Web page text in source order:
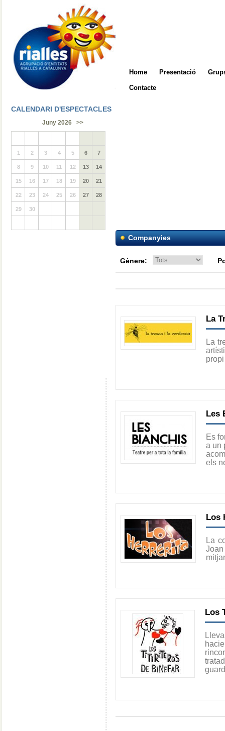
Home Presentació
Contacte
CALENDARI D'ESPECTACLES
Juny 2026 >>
1 2 3 4 5 6 7
8 9 10 11 12 13 14
15 16 17 18 19 20 21
22 23 24 25 26 27 28
29 30
Companyies
Gènere:
La
La
Les
Es
a un
els
Los
La
Joan
Los